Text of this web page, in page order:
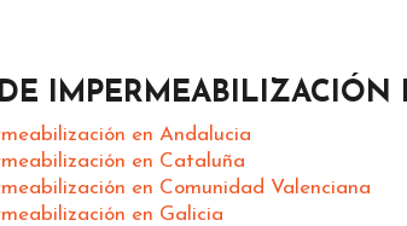
DE
en Andalucia
en Cataluña
en Comunidad Valenciana
en Galicia